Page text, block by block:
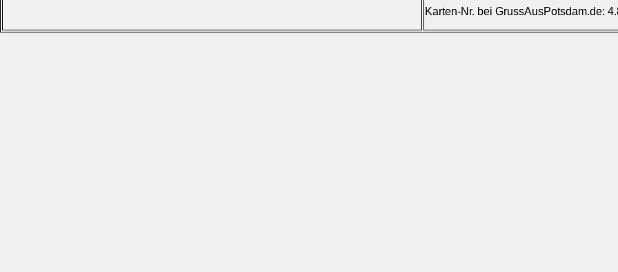
Karten-Nr. bei GrussAusPotsdam.de: